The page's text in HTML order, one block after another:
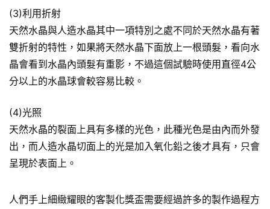
(3)利用折射
天然水晶與人造水晶其中一項特別之處不同於天然水晶有著
雙折射的特性，如果將天然水晶下面放上一根頭髮，看向水
晶會看到水晶內頭髮有重影，不過這個試驗時使用直徑4公
分以上的水晶球會較容易比較。
(4)光照
天然水晶的裂面上具有多樣的光色，此種光色是由內而外發
出，而人造水晶切面上的光是加入氧化鉛之後才具有，只會
呈現於表面上。
人們手上細緻耀眼的客製化獎盃需要經過許多的製作過程方